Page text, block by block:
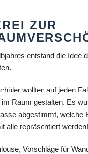
ZUR
entstand die Idee
wollten auf jeden
Raum gestalten. Es
abgestimmt, welche
alle repräsentiert werden!